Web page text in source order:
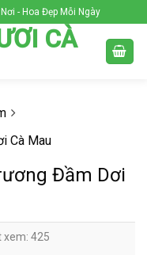
- Hoa Đẹp Mỗi Ngày
CÀ
Cà Mau
Đầm Dơi
425